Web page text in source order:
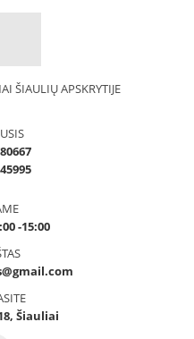
ŠIAULIŲ APSKRYTIJE
-15:00
Šiauliai